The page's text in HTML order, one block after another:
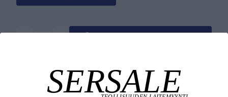
Tuotekuvaus